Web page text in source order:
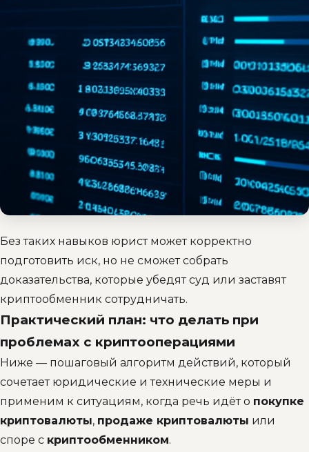
Без таких навыков юрист может корректно
подготовить иск, но не сможет собрать
доказательства, которые убедят суд или заставят
криптообменник сотрудничать.
Практический план: что делать при
проблемах с криптооперациями
Ниже — пошаговый алгоритм действий, который
сочетает юридические и технические меры и
применим к ситуациям, когда речь идёт о покупке
криптовалюты, продаже криптовалюты или
споре с криптообменником.